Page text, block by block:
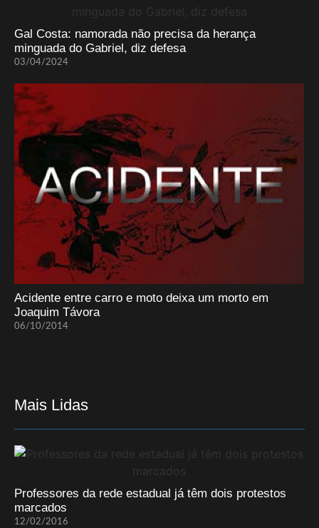
Gal Costa: namorada não precisa da herança
minguada do Gabriel, diz defesa
03/04/2024
Acidente entre carro e moto deixa um morto em
Joaquim Távora
06/10/2014
Mais Lidas
Professores da rede estadual já têm dois protestos
marcados
12/02/2016